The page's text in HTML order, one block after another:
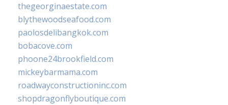
thegeorginaestate.com
blythewoodseafood.com
paolosdelibangkok.com
bobacove.com
phoone24brookfield.com
mickeybarmama.com
roadwayconstructioninc.com
shopdragonflyboutique.com